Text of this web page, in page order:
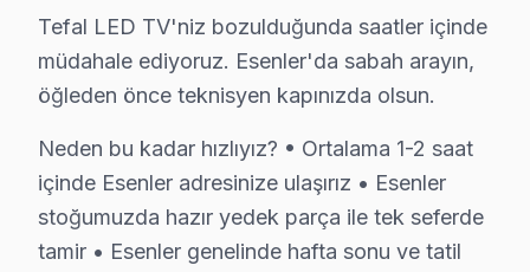
S: Esenler'de LED TV'yi servis atölyesine götürmek
C: Hayır, Esenler genelinde ücretsiz kapıdan alım-
S: Esenler'de tamir sonrası problem devam etmesi
S: Esenler'de Tefal televizyon paneli'lerde en sık
C: Esenler servisimizde Tefal yazılım güncelleme
S: Esenler'de Tefal 4K modeli modelinde hangi
Tefal LED TV'niz bozulduğunda saatler içinde
müdahale ediyoruz. Esenler'da sabah arayın,
öğleden önce teknisyen kapınızda olsun.
Neden bu kadar hızlıyız? • Ortalama 1-2 saat
içinde Esenler adresinize ulaşırız • Esenler
stoğumuzda hazır yedek parça ile tek seferde
tamir • Esenler genelinde hafta sonu ve tatil